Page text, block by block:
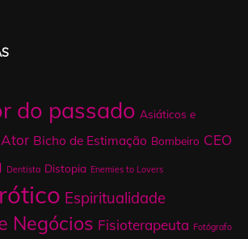
do passado Asiáticos e
Ator Bicho de Estimação Bombeiro CEO
Dentista Distopia Enemies to Lovers
Espiritualidade
Negócios Fisioterapeuta Fotógrafo